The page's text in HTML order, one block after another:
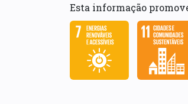
Esta informação